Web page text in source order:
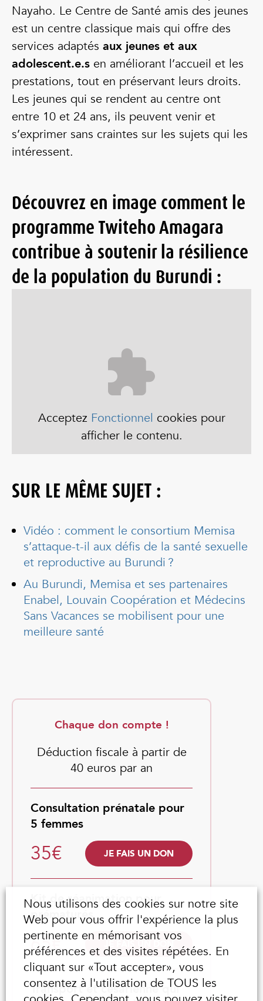
Nayaho. Le Centre de Santé amis des jeunes
est un centre classique mais qui offre des
services adaptés aux jeunes et aux
adolescent.e.s en améliorant l’accueil et les
prestations, tout en préservant leurs droits.
Les jeunes qui se rendent au centre ont
entre 10 et 24 ans, ils peuvent venir et
s’exprimer sans craintes sur les sujets qui les
intéressent.
Découvrez en image comment le
programme Twiteho Amagara
contribue à soutenir la résilience
de la population du Burundi :
Acceptez Fonctionnel cookies pour
afficher le contenu.
SUR LE MÊME SUJET :
Vidéo : comment le consortium Memisa
s’attaque-t-il aux défis de la santé sexuelle
et reproductive au Burundi ?
Au Burundi, Memisa et ses partenaires
Enabel, Louvain Coopération et Médecins
Sans Vacances se mobilisent pour une
meilleure santé
Chaque don compte !
Déduction fiscale à partir de
40 euros par an
Consultation prénatale pour
5 femmes
35€ JE FAIS UN DON
Kit de réanimation pour
prématurés
65€ JE FAIS UN DON
Transport et césarienne qui
Nous utilisons des cookies sur notre site
Web pour vous offrir l'expérience la plus
pertinente en mémorisant vos
préférences et des visites répétées. En
cliquant sur «Tout accepter», vous
consentez à l'utilisation de TOUS les